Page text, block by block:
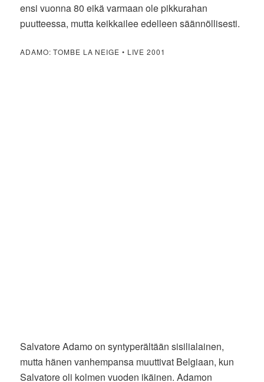
ensi vuonna 80 eikä varmaan ole pikkurahan
puutteessa, mutta keikkailee edelleen säännöllisesti.
ADAMO: TOMBE LA NEIGE • LIVE 2001
Salvatore Adamo on syntyperältään sisilialainen,
mutta hänen vanhempansa muuttivat Belgiaan, kun
Salvatore oli kolmen vuoden ikäinen. Adamon